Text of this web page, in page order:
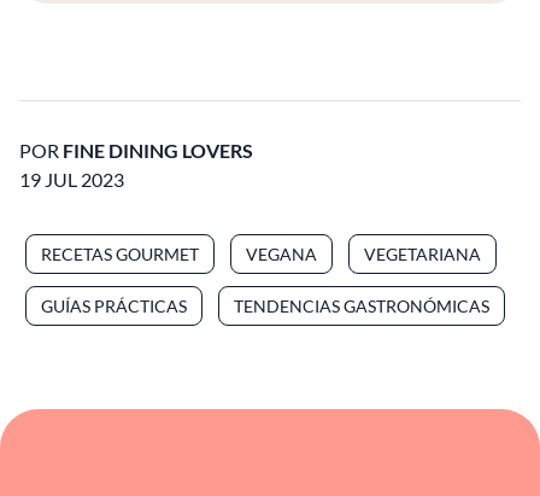
POR FINE DINING LOVERS
19 JUL 2023
RECETAS GOURMET VEGANA VEGETARIANA
GUÍAS PRÁCTICAS TENDENCIAS GASTRONÓMICAS